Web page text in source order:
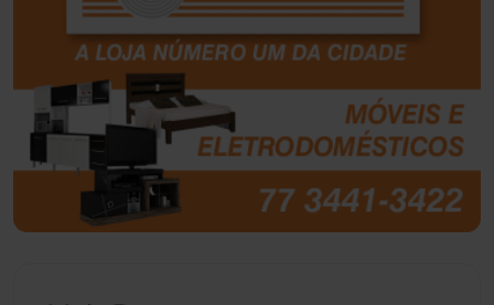
Boquira (152)
Botuporã
Brasil (7680)
Brumado (31958)